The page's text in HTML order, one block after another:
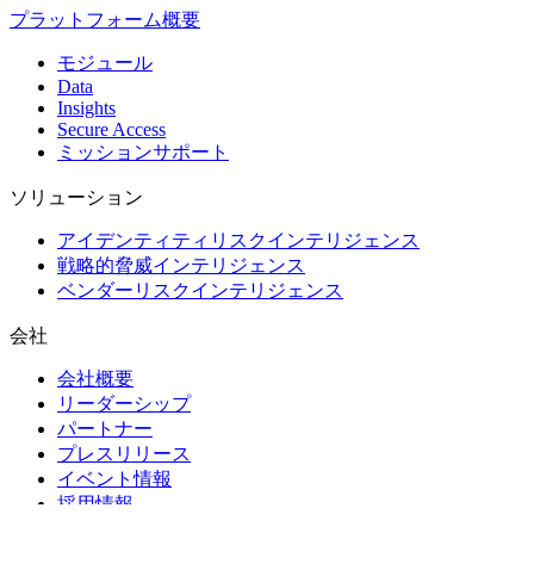
プラットフォーム概要
モジュール
Data
Insights
Secure Access
ミッションサポート
ソリューション
アイデンティティリスクインテリジェンス
戦略的脅威インテリジェンス
ベンダーリスクインテリジェンス
会社
会社概要
リーダーシップ
パートナー
プレスリリース
イベント情報
採用情報